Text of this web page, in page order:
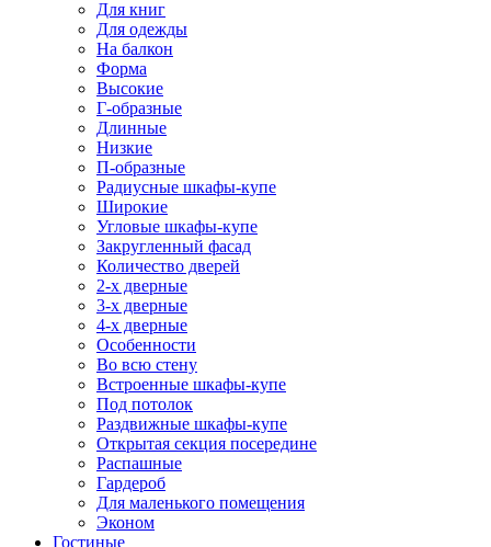
Для книг
Для одежды
На балкон
Форма
Высокие
Г-образные
Длинные
Низкие
П-образные
Радиусные шкафы-купе
Широкие
Угловые шкафы-купе
Закругленный фасад
Количество дверей
2-х дверные
3-х дверные
4-х дверные
Особенности
Во всю стену
Встроенные шкафы-купе
Под потолок
Раздвижные шкафы-купе
Открытая секция посередине
Распашные
Гардероб
Для маленького помещения
Эконом
Гостиные